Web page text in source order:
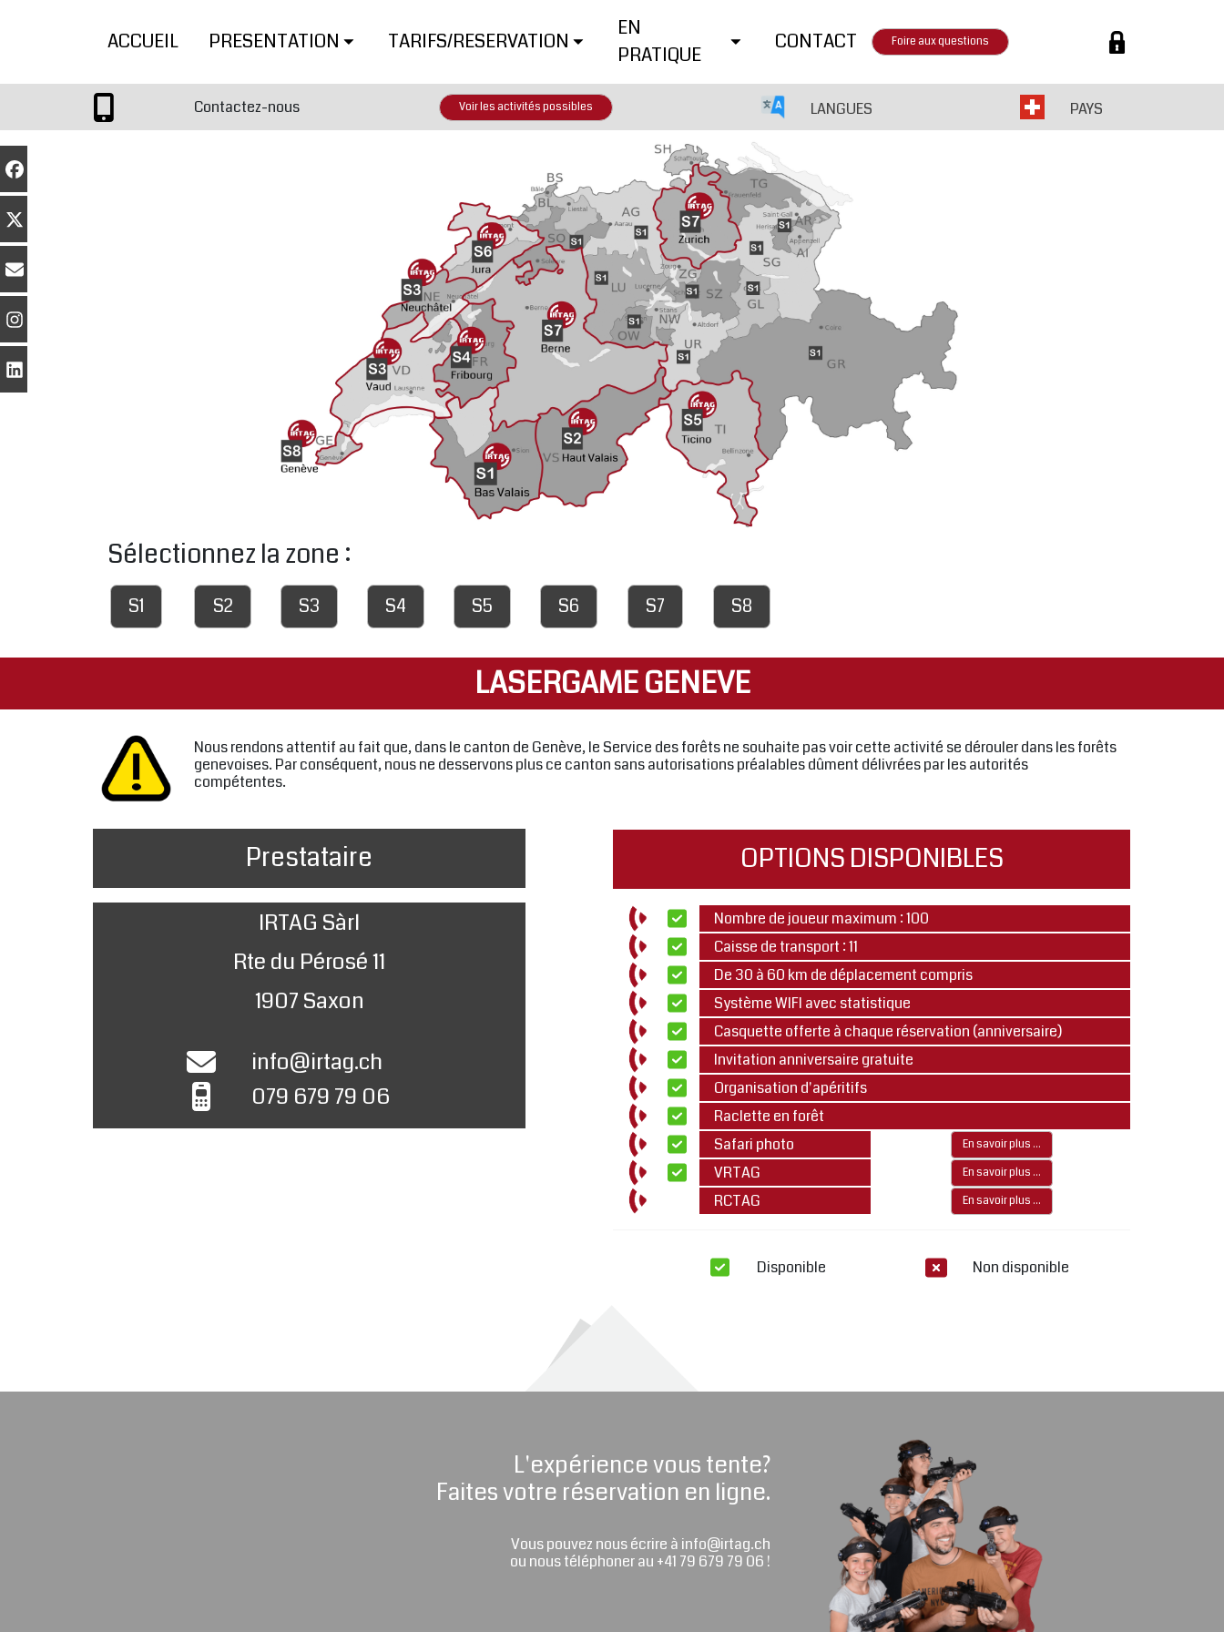
ACCUEIL PRESENTATION TARIFS/RESERVATION
EN
PRATIQUE
CONTACT Foire aux questions
Contactez-nous Voir les activités possibles LANGUES PAYS
Sélectionnez la zone :
S1 S2 S3 S4 S5 S6 S7 S8
LASERGAME GENEVE
Nous rendons attentif au fait que, dans le canton de Genève, le Service des forêts ne souhaite pas voir cette activité se dérouler dans les forêts
genevoises. Par conséquent, nous ne desservons plus ce canton sans autorisations préalables dûment délivrées par les autorités
compétentes.
Prestataire
IRTAG Sàrl
Rte du Pérosé 11
1907 Saxon
info@irtag.ch
079 679 79 06
OPTIONS DISPONIBLES
Nombre de joueur maximum : 100
Caisse de transport : 11
De 30 à 60 km de déplacement compris
Système WIFI avec statistique
Casquette offerte à chaque réservation (anniversaire)
Invitation anniversaire gratuite
Organisation d'apéritifs
Raclette en forêt
Safari photo
En savoir plus ...
VRTAG En savoir plus ...
RCTAG En savoir plus ...
Disponible Non disponible
L'expérience vous tente?
Faites votre réservation en ligne.
Vous pouvez nous écrire à info@irtag.ch
ou nous téléphoner au +41 79 679 79 06 !